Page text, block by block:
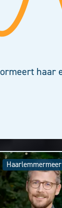
haar
Haarlemmermeer